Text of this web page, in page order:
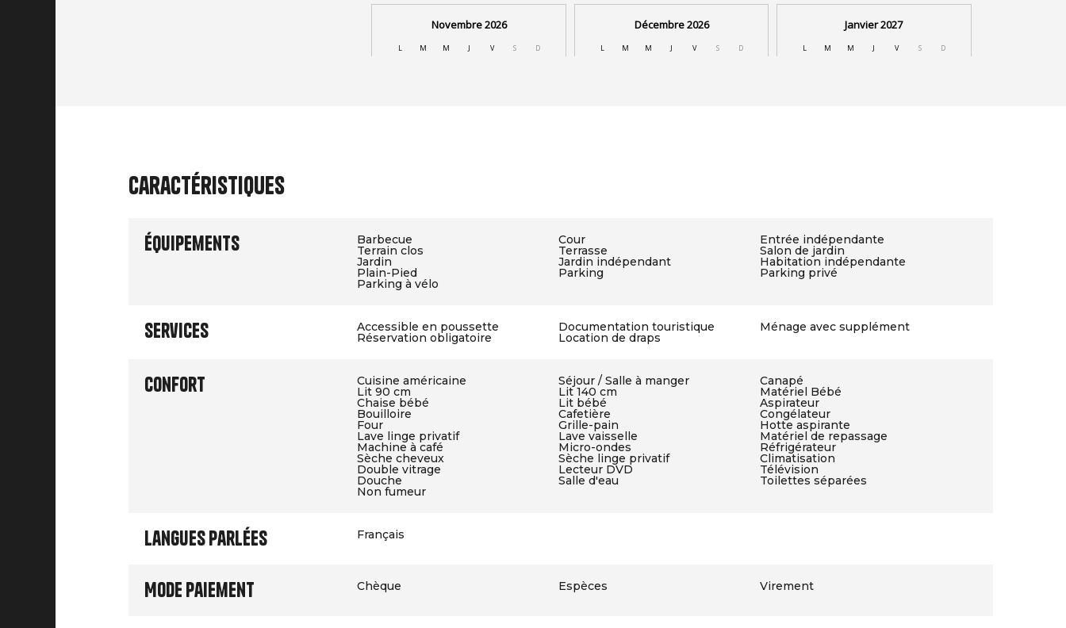
Caractéristiques
Équipements Barbecue Cour Entrée indépendante
Terrain clos Terrasse Salon de jardin
Jardin Jardin indépendant Habitation indépendante
Plain-Pied Parking Parking privé
Parking à vélo
Services Accessible en poussette Documentation touristique Ménage avec supplément
Réservation obligatoire Location de draps
Confort Cuisine américaine Séjour / Salle à manger Canapé
Lit 90 cm Lit 140 cm Matériel Bébé
Chaise bébé Lit bébé Aspirateur
Bouilloire Cafetière Congélateur
Four Grille-pain Hotte aspirante
Lave linge privatif Lave vaisselle Matériel de repassage
Machine à café Micro-ondes Réfrigérateur
Sèche cheveux Sèche linge privatif Climatisation
Double vitrage Lecteur DVD Télévision
Douche Salle d'eau Toilettes séparées
Non fumeur
Langues parlées Français
Mode paiement Chèque Espèces Virement